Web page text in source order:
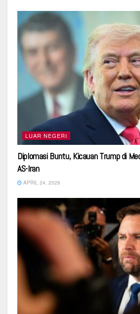
LUAR NEGERI
Diplomasi Buntu, Kicauan Trump di
AS-Iran
APRIL 24, 2026